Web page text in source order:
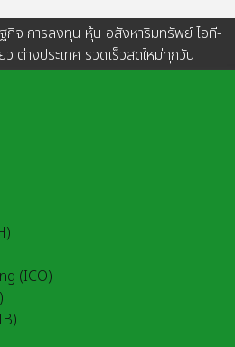
จ การลงทุน หุ้น อสังหาริมทรัพย์ ไอที-
ต่างประเทศ รวดเร็วสดใหม่ทุกวัน
(ICO)